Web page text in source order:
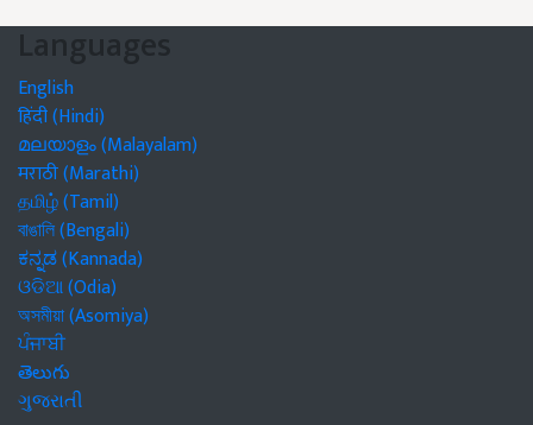
Languages
English
हिंदी (Hindi)
മലയാളം (Malayalam)
मराठी (Marathi)
தமிழ் (Tamil)
বাঙালি (Bengali)
ಕನ್ನಡ (Kannada)
ଓଡିଆ (Odia)
অসমীয়া (Asomiya)
ਪੰਜਾਬੀ
తెలుగు
ગુજરાતી